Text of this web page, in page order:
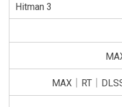
Hitman 3
MAX｜RT｜